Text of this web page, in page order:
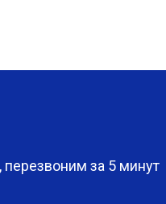
за 5 минут